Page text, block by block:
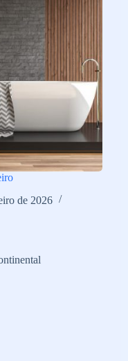
de 2026